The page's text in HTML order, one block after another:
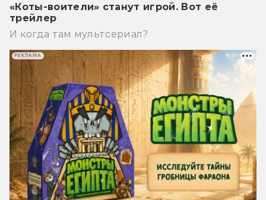
«Коты-воители» станут игрой. Вот её
трейлер
И когда там мультсериал?
РЕКЛАМА